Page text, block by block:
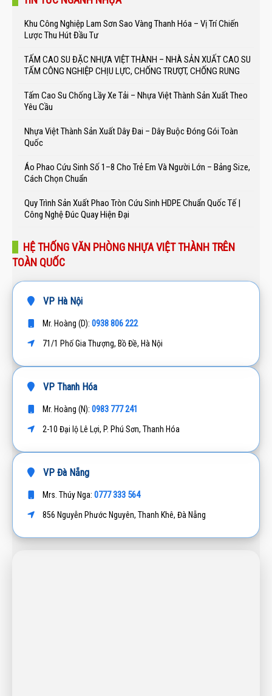
Khu Công Nghiệp Lam Sơn Sao Vàng Thanh Hóa – Vị Trí Chiến
Lược Thu Hút Đầu Tư
TẤM CAO SU ĐẶC NHỰA VIỆT THÀNH – NHÀ SẢN XUẤT CAO SU
TẤM CÔNG NGHIỆP CHỊU LỰC, CHỐNG TRƯỢT, CHỐNG RUNG
Tấm Cao Su Chống Lầy Xe Tải – Nhựa Việt Thành Sản Xuất Theo
Yêu Cầu
Nhựa Việt Thành Sản Xuất Dây Đai – Dây Buộc Đóng Gói Toàn
Quốc
Áo Phao Cứu Sinh Số 1–8 Cho Trẻ Em Và Người Lớn – Bảng Size,
Cách Chọn Chuẩn
Quy Trình Sản Xuất Phao Tròn Cứu Sinh HDPE Chuẩn Quốc Tế |
Công Nghệ Đúc Quay Hiện Đại
HỆ THỐNG VĂN PHÒNG NHỰA VIỆT THÀNH TRÊN
TOÀN QUỐC
VP Hà Nội
Mr. Hoàng (D): 0938 806 222
71/1 Phố Gia Thượng, Bồ Đề, Hà Nội
VP Thanh Hóa
Mr. Hoàng (N): 0983 777 241
2-10 Đại lộ Lê Lợi, P. Phú Sơn, Thanh Hóa
VP Đà Nẵng
Mrs. Thúy Nga: 0777 333 564
856 Nguyễn Phước Nguyên, Thanh Khê, Đà Nẵng